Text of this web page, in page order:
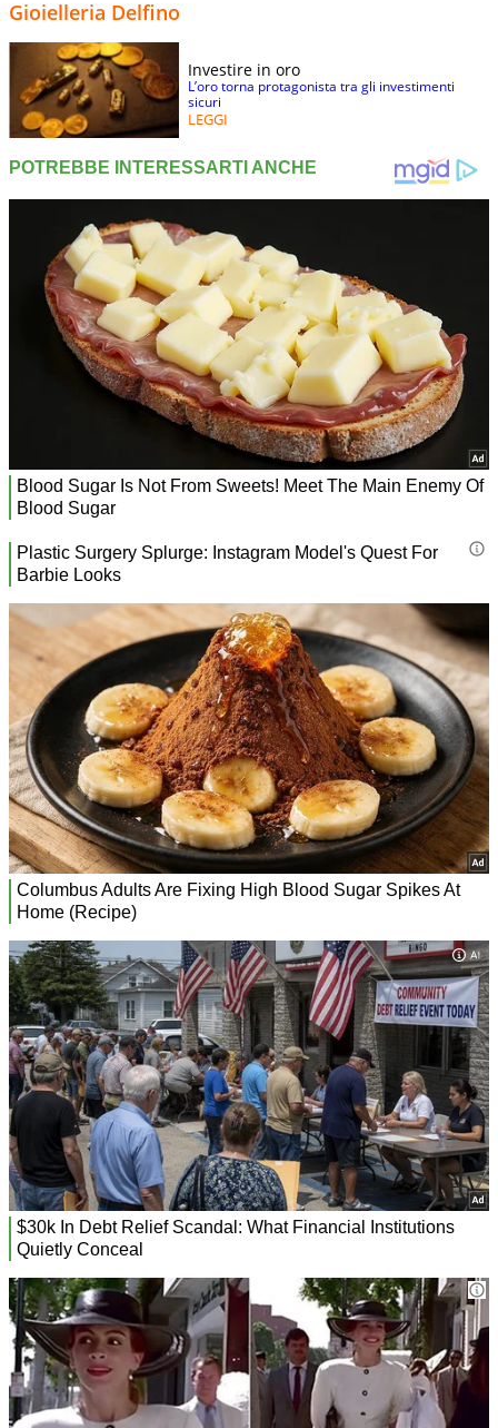
Gioielleria Delfino
Investire in oro
L’oro torna protagonista tra gli investimenti
sicuri
LEGGI